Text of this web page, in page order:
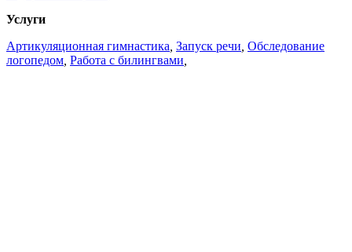
Услуги
Артикуляционная гимнастика Запуск речи Обследование
логопедом Работа с билингвами